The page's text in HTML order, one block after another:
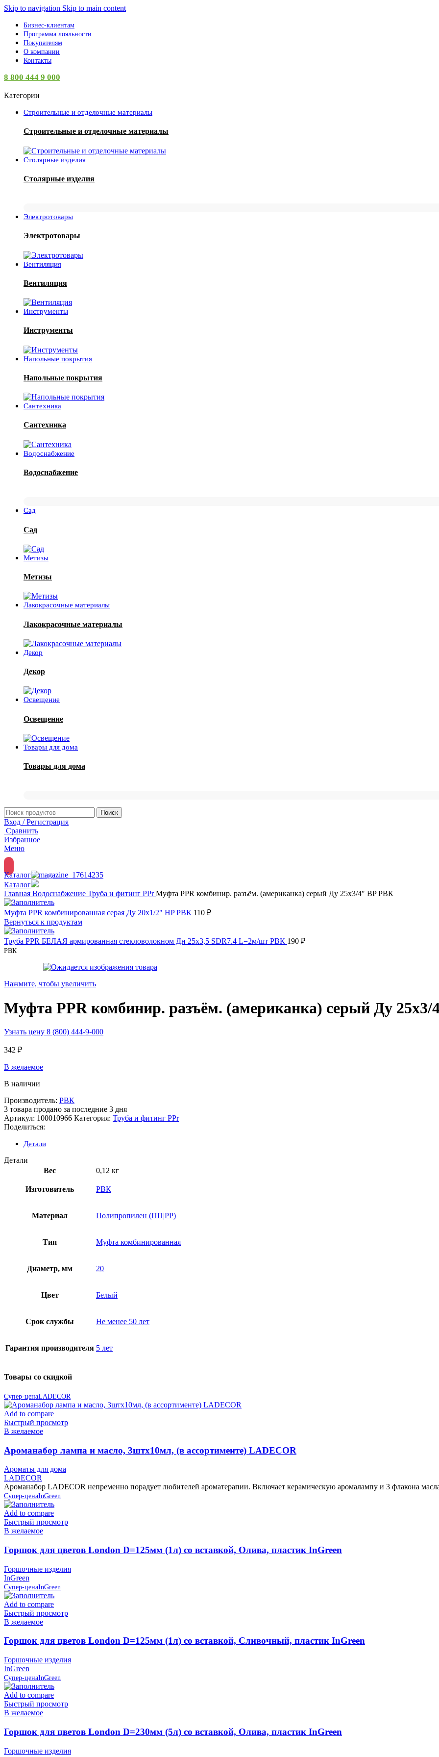
Skip to navigation Skip to main content
Бизнес-клиентам
Программа лояльности
Покупателям
О компании
Контакты
8 800 444 9 000
Категории
Строительные и отделочные материалы
Строительные и отделочные материалы
Столярные изделия
Столярные изделия
Электротовары
Электротовары
Вентиляция
Вентиляция
Инструменты
Инструменты
Напольные покрытия
Напольные покрытия
Сантехника
Сантехника
Водоснабжение
Водоснабжение
Сад
Сад
Метизы
Метизы
Лакокрасочные материалы
Лакокрасочные материалы
Декор
Декор
Освещение
Освещение
Товары для дома
Товары для дома
Поиск
Вход / Регистрация
Сравнить
Избранное
Меню
Каталог
Каталог
Главная Водоснабжение Труба и фитинг PPrМуфта PPR комбинир. разъём. (американка) серый Ду 25х3/4″ ВP РВК
Муфта PPR комбинированная серая Ду 20х1/2" НP РВК 110 ₽
Вернуться к продуктам
Труба PPR БЕЛАЯ армированная стекловолокном Дн 25х3,5 SDR7.4 L=2м/шт РВК 190 ₽
РВК
Нажмите, чтобы увеличить
Муфта PPR комбинир. разъём. (американка) серый Ду
Узнать цену 8 (800) 444-9-000
342 ₽
В желаемое
В наличии
Производитель: РВК
3 товара продано за последние 3 дня
Артикул: 100010966 Категория: Труба и фитинг PPr
Поделиться:
Детали
Детали
Вес
0,12 кг
Изготовитель РВК
Материал Полипропилен (ПП|PP)
Тип Муфта комбинированная
Диаметр, мм 20
Цвет Белый
Срок службы Не менее 50 лет
Гарантия производителя 5 лет
Товары со скидкой
Супер-ценаLADECOR
Add to compare
Быстрый просмотр
В желаемое
Ароманабор лампа и масло, 3штx10мл, (в ассортименте) LADECOR
Ароматы для дома
LADECOR
Ароманабор LADECOR непременно порадует любителей ароматерапии. Включает керамическую аромалампу и 3 флакона
Супер-ценаInGreen
Add to compare
Быстрый просмотр
В желаемое
Горшок для цветов London D=125мм (1л) со вставкой, Олива, пластик InGreen
Горшочные изделия
InGreen
Супер-ценаInGreen
Add to compare
Быстрый просмотр
В желаемое
Горшок для цветов London D=125мм (1л) со вставкой, Сливочный, пластик InGreen
Горшочные изделия
InGreen
Супер-ценаInGreen
Add to compare
Быстрый просмотр
В желаемое
Горшок для цветов London D=230мм (5л) со вставкой, Олива, пластик InGreen
Горшочные изделия